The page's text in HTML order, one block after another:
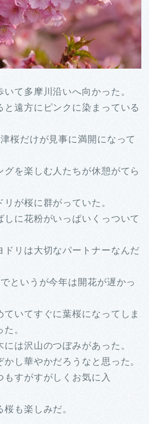
て多摩川沿いへ向かった。
と遠方にピンクに染まっている
桜だけが見事に満開になって
グを楽しむ人たちが休憩がてら
が桜に群がっていた。
しに花粉がいっぱいくっついて
ドリは大切なパートナーなんだ
というが今年は開花が遅かっ
ていてすぐに葉桜になってしま
。
は沢山のつぼみがあった。
かし華やかだろうなと思った。
もすがすがしくお気に入
も楽しみだ。